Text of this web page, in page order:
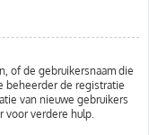
of de gebruikersnaam die
beheerder de registratie
van nieuwe gebruikers
voor verdere hulp.